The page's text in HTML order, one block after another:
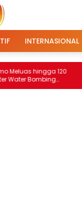
INTERNASIONAL
hingga 120